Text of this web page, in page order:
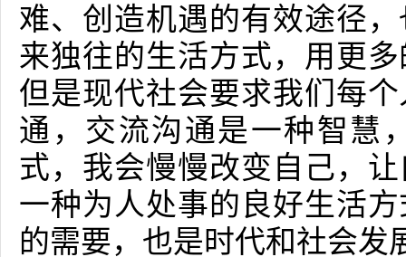
难、创造机遇的有效途径
来独往的生活方式，用更
但是现代社会要求我们每
通，交流沟通是一种智慧
式，我会慢慢改变自己，
一种为人处事的良好生活
的需要，也是时代和社会发